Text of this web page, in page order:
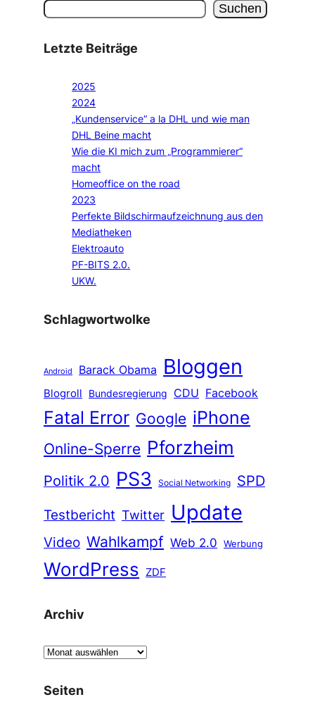
Suchen
Letzte Beiträge
2025
2024
„Kundenservice“ a la DHL und wie man
DHL Beine macht
Wie die KI mich zum „Programmierer“
macht
Homeoffice on the road
2023
Perfekte Bildschirmaufzeichnung aus den
Mediatheken
Elektroauto
PF-BITS 2.0.
UKW.
Schlagwortwolke
Android Barack Obama Bloggen
Blogroll Bundesregierung CDU Facebook
Fatal Error Google iPhone
Online-Sperre Pforzheim
Politik 2.0 PS3 Social Networking
SPD
Testbericht Twitter Update
Video Wahlkampf Web 2.0 Werbung
WordPress ZDF
Archiv
A
c
Seiten